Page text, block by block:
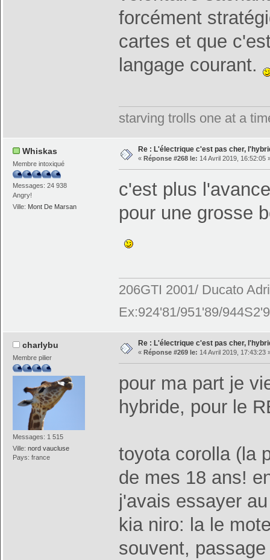
forcément
cartes et que
langage courant.
starving trolls one at a
Whiskas
Membre intoxiqué
Messages: 24 938
Angry!
Ville: Mont De Marsan
Re : L'électrique c'est pas cher,
« Réponse #268 le: 14 Avril 2019, 16:52:05
c'est plus
pour une grosse
206GTI 2001/ Ducato
Ex:924'81/951'89/
charlybu
Membre pilier
Messages: 1 515
Ville:nord vaucluse
Pays: france
Re : L'électrique c'est pas cher,
« Réponse #269 le: 14 Avril 2019, 17:43:23
pour ma part je
hybride, pour le
toyota corolla (la
de mes 18 ans!
j'avais essayer
kia niro: la le
souvent,